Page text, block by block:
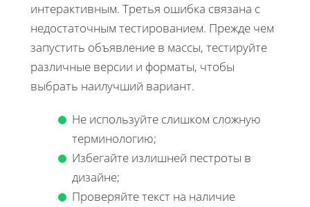
интерактивным. Третья ошибка связана с
недостаточным тестированием. Прежде чем
запустить объявление в массы, тестируйте
различные версии и форматы, чтобы
выбрать наилучший вариант.
Не используйте слишком сложную
терминологию;
Избегайте излишней пестроты в
дизайне;
Проверяйте текст на наличие